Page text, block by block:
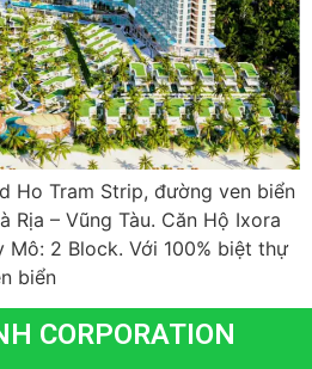
Ho Tram Strip, đường ven biển
Rịa – Vũng Tàu. Căn Hộ Ixora
Mô: 2 Block. Với 100% biệt thự
biển
CORPORATION